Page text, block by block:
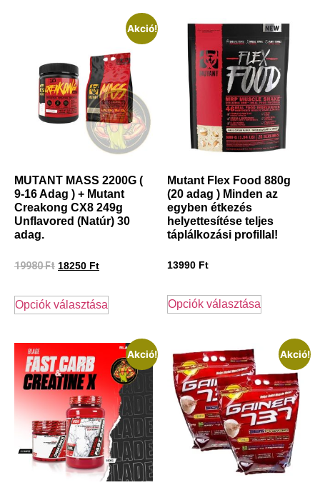
Akció!
MUTANT MASS 2200G (
9-16 Adag ) + Mutant
Creakong CX8 249g
Unflavored (Natúr) 30
adag.
19980Ft 18250 Ft
Opciók választása
Mutant Flex Food 880g
(20 adag ) Minden az
egyben étkezés
helyettesítése teljes
táplálkozási profillal!
13990 Ft
Opciók választása
Akció! Akció!